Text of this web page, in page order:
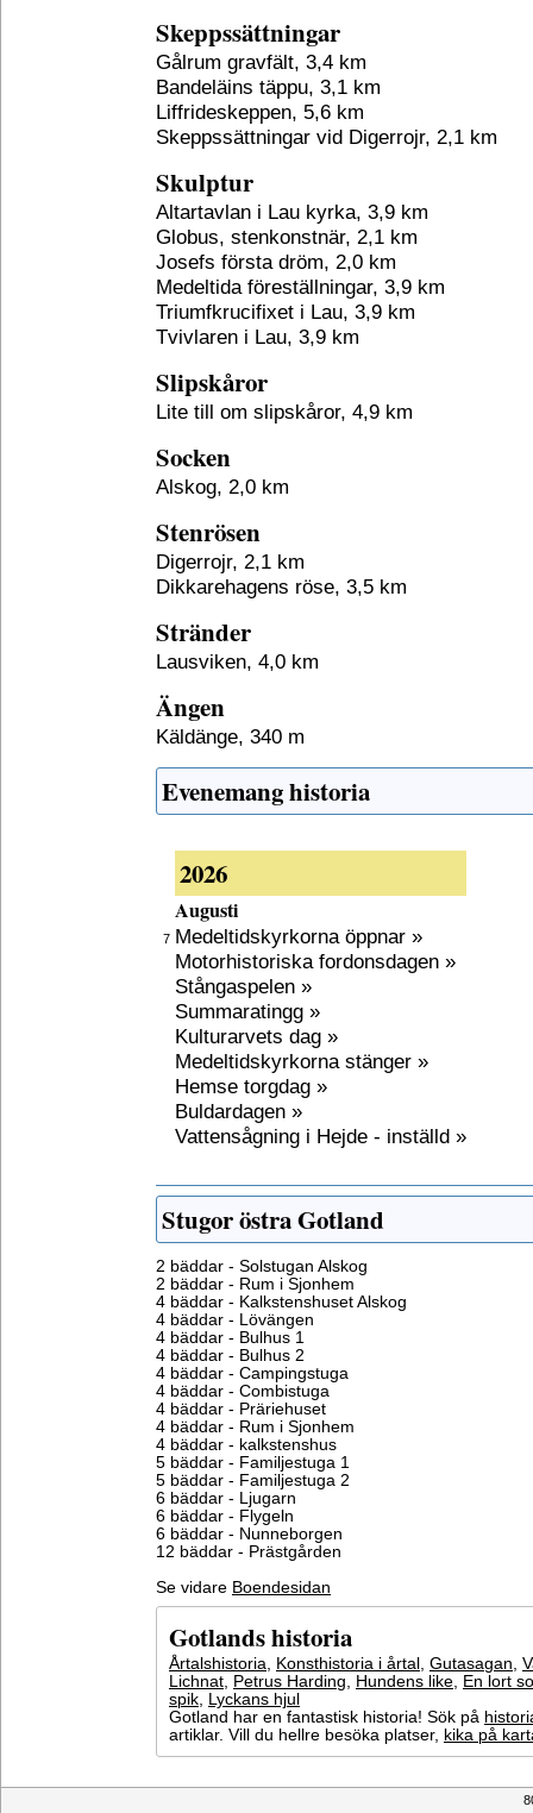
Skeppssättningar
Gålrum gravfält, 3,4 km
Bandeläins täppu, 3,1 km
Liffrideskeppen, 5,6 km
Skeppssättningar vid Digerrojr, 2,1 km
Skulptur
Altartavlan i Lau kyrka, 3,9 km
Globus, stenkonstnär, 2,1 km
Josefs första dröm, 2,0 km
Medeltida föreställningar, 3,9 km
Triumfkrucifixet i Lau, 3,9 km
Tvivlaren i Lau, 3,9 km
Slipskåror
Lite till om slipskåror, 4,9 km
Socken
Alskog, 2,0 km
Stenrösen
Digerrojr, 2,1 km
Dikkarehagens röse, 3,5 km
Stränder
Lausviken, 4,0 km
Ängen
Käldänge, 340 m
Evenemang historia
2026
Augusti
7 Medeltidskyrkorna öppnar »
Motorhistoriska fordonsdagen »
Stångaspelen »
Summaratingg »
Kulturarvets dag »
Medeltidskyrkorna stänger »
Hemse torgdag »
Buldardagen »
Vattensågning i Hejde - inställd »
Stugor östra Gotland
2 bäddar - Solstugan Alskog
2 bäddar - Rum i Sjonhem
4 bäddar - Kalkstenshuset Alskog
4 bäddar - Lövängen
4 bäddar - Bulhus 1
4 bäddar - Bulhus 2
4 bäddar - Campingstuga
4 bäddar - Combistuga
4 bäddar - Präriehuset
4 bäddar - Rum i Sjonhem
4 bäddar - kalkstenshus
5 bäddar - Familjestuga 1
5 bäddar - Familjestuga 2
6 bäddar - Ljugarn
6 bäddar - Flygeln
6 bäddar - Nunneborgen
12 bäddar - Prästgården
Se vidare Boendesidan
Gotlands historia
Årtalshistoria, Konsthistoria i årtal , Gutasagan,
Lichnat, Petrus Harding, Hundens like, En lort
spik, Lyckans hjul
Gotland har en fantastisk historia! Sök på
artiklar. Vill du hellre besöka platser, kika på